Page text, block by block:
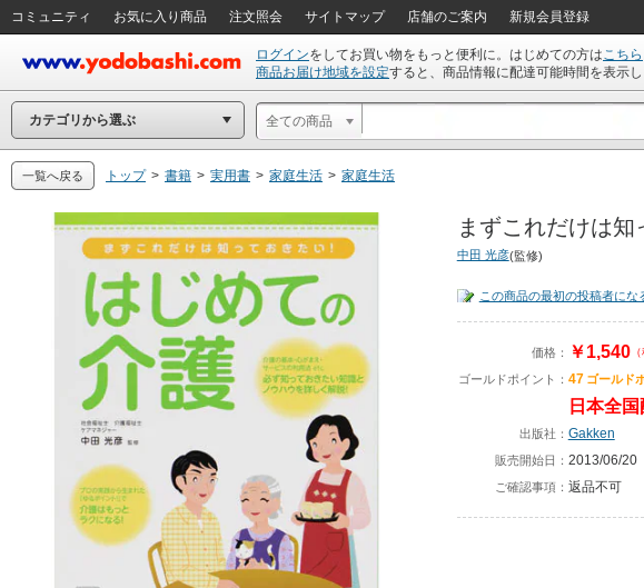
コミュニティ お気に入り商品 注文照会 サイトマップ 店舗のご案内 新規会員登録
ログインをしてお買い物をもっと便利に。はじめての方はこちら
商品お届け地域を設定すると、商品情報に配達可能時間を表示
カテゴリから選ぶ 全ての商品
一覧へ戻る トップ > 書籍 > 実用書 > 家庭生活 > 家庭生活
まずこれだけは
中田 光彦(監修)
この商品の最初の投稿者にな
価格： ￥1,540（
ゴールドポイント： 47 ゴールド
日本全
出版社： Gakken
販売開始日： 2013/06/20
ご確認事項： 返品不可